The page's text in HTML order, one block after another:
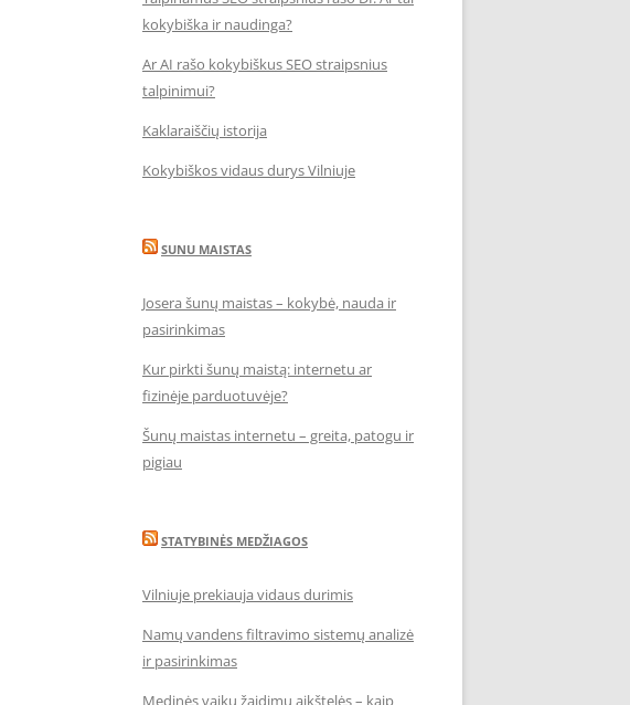
kokybiška ir naudinga?
Ar AI rašo kokybiškus SEO straipsnius
talpinimui?
Kaklaraiščių istorija
Kokybiškos vidaus durys Vilniuje
SUNU MAISTAS
Josera šunų maistas – kokybė, nauda ir
pasirinkimas
Kur pirkti šunų maistą: internetu ar
fizinėje parduotuvėje?
Šunų maistas internetu – greita, patogu ir
pigiau
STATYBINĖS MEDŽIAGOS
Vilniuje prekiauja vidaus durimis
Namų vandens filtravimo sistemų analizė
ir pasirinkimas
Medinės vaikų žaidimų aikštelės – kaip